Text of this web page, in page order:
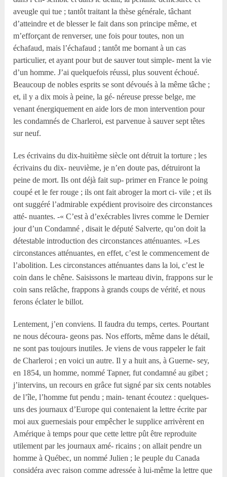
aveugle qui tue ; tantôt traitant la thèse générale, tâchant
d’atteindre et de blesser le fait dans son principe même, et
m’efforçant de renverser, une fois pour toutes, non un
échafaud, mais l’échafaud ; tantôt me bornant à un cas
particulier, et ayant pour but de sauver tout simple- ment la vie
d’un homme. J’ai quelquefois réussi, plus souvent échoué.
Beaucoup de nobles esprits se sont dévoués à la même tâche ;
et, il y a dix mois à peine, la gé- néreuse presse belge, me
venant énergiquement en aide lors de mon intervention pour
les condamnés de Charleroi, est parvenue à sauver sept têtes
sur neuf.
Les écrivains du dix-huitième siècle ont détruit la torture ; les
écrivains du dix- neuvième, je n’en doute pas, détruiront la
peine de mort. Ils ont déjà fait sup- primer en France le poing
coupé et le fer rouge ; ils ont fait abroger la mort ci- vile ; et ils
ont suggéré l’admirable expédient provisoire des circonstances
atté- nuantes. -« C’est à d’exécrables livres comme le Dernier
jour d’un Condamné , disait le député Salverte, qu’on doit la
détestable introduction des circonstances atténuantes. »Les
circonstances atténuantes, en effet, c’est le commencement de
l’abolition. Les circonstances atténuantes dans la loi, c’est le
coin dans le chêne. Saisissons le marteau divin, frappons sur le
coin sans relâche, frappons à grands coups de vérité, et nous
ferons éclater le billot.
Lentement, j’en conviens. Il faudra du temps, certes. Pourtant
ne nous découra- geons pas. Nos efforts, même dans le détail,
ne sont pas toujours inutiles. Je viens de vous rappeler le fait
de Charleroi ; en voici un autre. Il y a huit ans, à Guerne- sey,
en 1854, un homme, nommé Tapner, fut condamné au gibet ;
j’intervins, un recours en grâce fut signé par six cents notables
de l’île, l’homme fut pendu ; main- tenant écoutez : quelques-
uns des journaux d’Europe qui contenaient la lettre écrite par
moi aux guernesiais pour empêcher le supplice arrivèrent en
Amérique à temps pour que cette lettre pût être reproduite
utilement par les journaux amé- ricains ; on allait pendre un
homme à Québec, un nommé Julien ; le peuple du Canada
considéra avec raison comme adressée à lui-même la lettre que